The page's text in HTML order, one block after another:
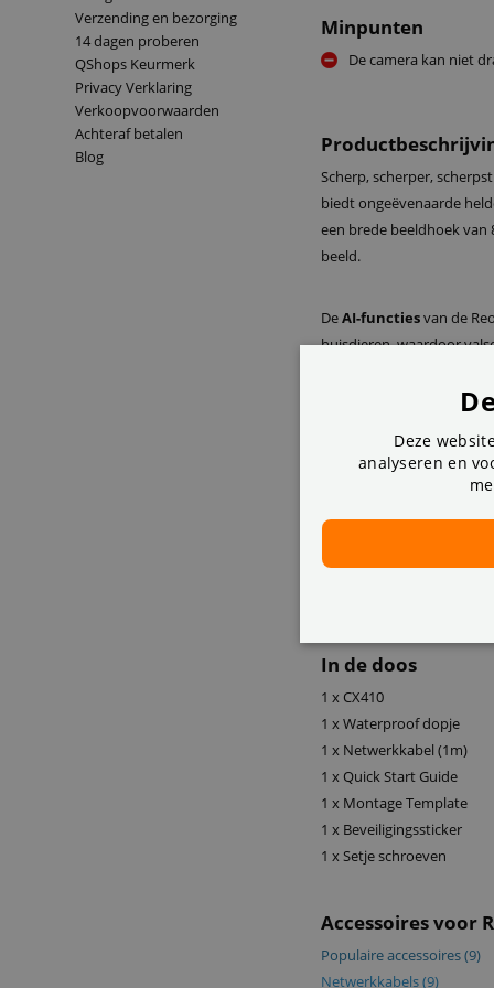
Verzending en bezorging
14 dagen proberen
QShops Keurmerk
Privacy Verklaring
Verkoopvoorwaarden
Achteraf betalen
Blog
Minpunten
De camera kan niet
Scherp, scherper,
biedt ongeëvenaarde
een brede beeldhoek van
beeld.
DeAI-functiesvan de
huisdieren, waardoor
De ingebouwde
waardoor je niet alleen
is extra handig voor
live of achteraf jouw
(Power over
dezelfde netwerkkabel.
In de doos
1 x CX410
1 x Waterproof dopje
1 x Netwerkkabel (1m)
1 x Quick Start Guide
1 x Montage Template
1 x Beveiligingssticker
1 x Setje schroeven
Accessoires voor
Populaire accessoires(9)
Netwerkkabels(9)
Deze
analyseren en